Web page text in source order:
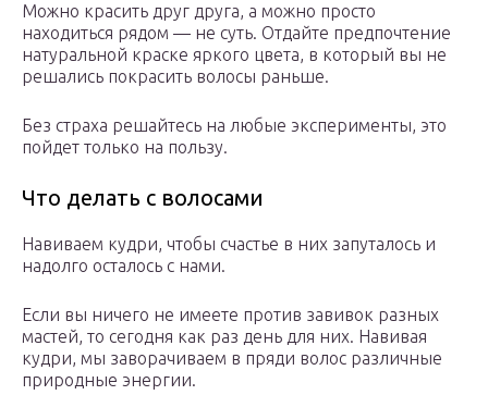
Можно красить друг друга, а можно просто
находиться рядом — не суть. Отдайте предпочтение
натуральной краске яркого цвета, в который вы не
решались покрасить волосы раньше.
Без страха решайтесь на любые эксперименты, это
пойдет только на пользу.
Что делать с волосами
Навиваем кудри, чтобы счастье в них запуталось и
надолго осталось с нами.
Если вы ничего не имеете против завивок разных
мастей, то сегодня как раз день для них. Навивая
кудри, мы заворачиваем в пряди волос различные
природные энергии.